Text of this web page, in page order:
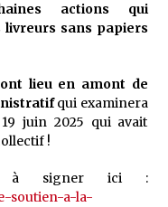
actions qui
sans papiers
lieu en amont de
qui examinera
juin 2025 qui avait
!
à signer ici :
soutien-a-la-